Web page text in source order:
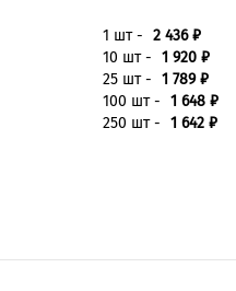
1 шт - 2 436 ₽
10 шт - 1 920 ₽
25 шт - 1 789 ₽
100 шт - 1 648 ₽
250 шт - 1 642 ₽